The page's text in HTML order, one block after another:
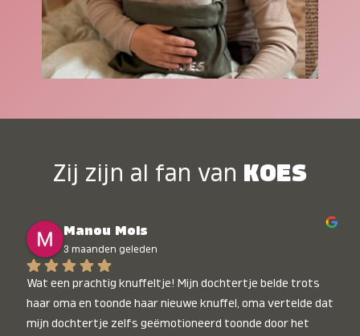
Zij zijn al fan van KOES
Manou Mols
3 maanden geleden
Wat een prachtig knuffeltje! Mijn dochtertje belde trots
haar oma en toonde haar nieuwe knuffel, oma vertelde dat
mijn dochtertje zelfs geëmotioneerd toonde door het